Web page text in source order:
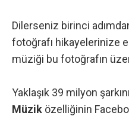
Dilerseniz birinci
fotoğrafı hikayelerinize
müziği bu fotoğrafın
Yaklaşık 39 milyon
Müzik özelliğinin